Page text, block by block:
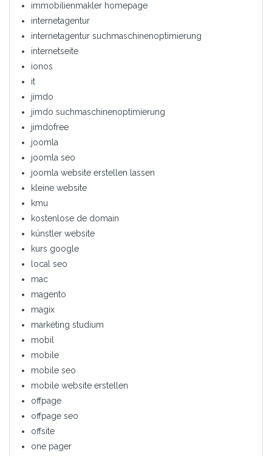
immobilienmakler homepage
internetagentur
internetagentur suchmaschinenoptimierung
internetseite
ionos
it
jimdo
jimdo suchmaschinenoptimierung
jimdofree
joomla
joomla seo
joomla website erstellen lassen
kleine website
kmu
kostenlose de domain
künstler website
kurs google
local seo
mac
magento
magix
marketing studium
mobil
mobile
mobile seo
mobile website erstellen
offpage
offpage seo
offsite
one pager